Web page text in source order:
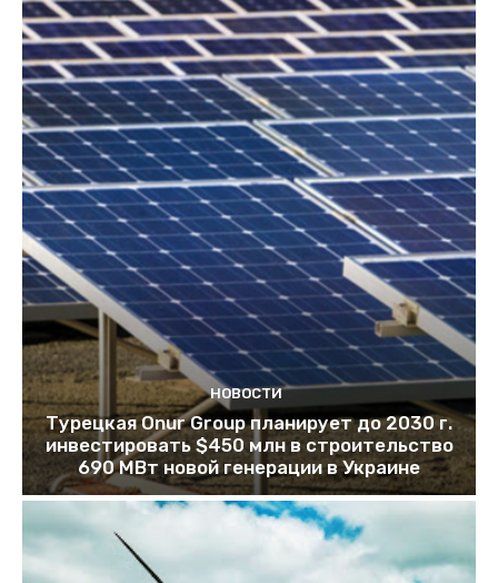
НОВОСТИ
Турецкая Onur Group планирует до 2030 г.
инвестировать $450 млн в строительство
690 МВт новой генерации в Украине